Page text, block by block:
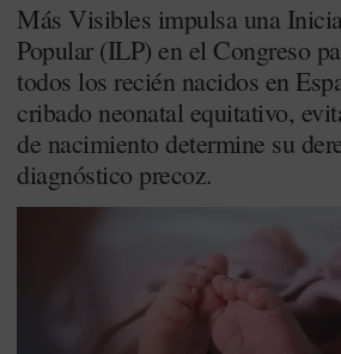
Más Visibles impulsa una
Popular (ILP) en el Congreso
todos los recién nacidos en
cribado neonatal equitativo,
de nacimiento determine su
diagnóstico precoz.